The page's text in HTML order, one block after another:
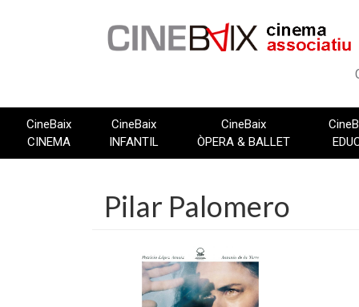
CineBaix
CINEMA
CineBaix
INFANTIL
CineBaix
ÒPERA & BALLET
Pilar Palomero